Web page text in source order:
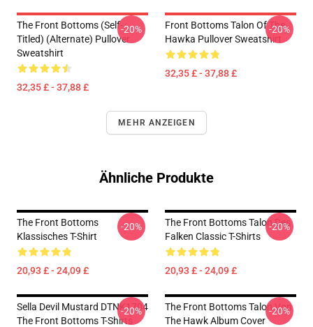
The Front Bottoms (Self-
Titled) (Alternate) Pullover
Sweatshirt
32,35 £ - 37,88 £
-20%
Front Bottoms Talon Of The
Hawka Pullover Sweatshirt
32,35 £ - 37,88 £
-20%
MEHR ANZEIGEN
Ähnliche Produkte
The Front Bottoms
Klassisches T-Shirt
20,93 £ - 24,09 £
-20%
The Front Bottoms Talon Des
Falken Classic T-Shirts
20,93 £ - 24,09 £
-20%
Sella Devil Mustard DTNK1704
The Front Bottoms T-Shirts
-20%
The Front Bottoms Talon Von
The Hawk Album Cover
-20%